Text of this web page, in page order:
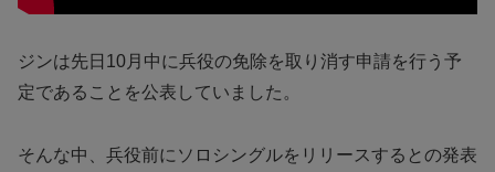
ジンは先日10月中に兵役の免除を取り消す申請を行う予
定であることを公表していました。
そんな中、兵役前にソロシングルをリリースするとの発表